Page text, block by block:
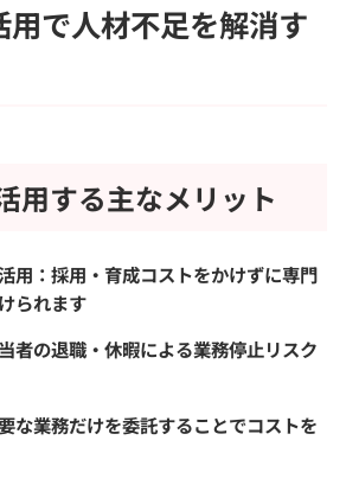
で人材不足を解消す
用する主なメリット
用：採用・育成コストをかけずに専門
られます
者の退職・休暇による業務停止リスク
な業務だけを委託することでコストを